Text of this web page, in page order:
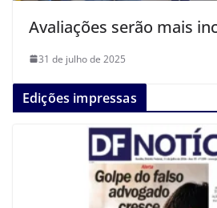
Avaliações serão mais
31 de julho de 2025
Edições impressas